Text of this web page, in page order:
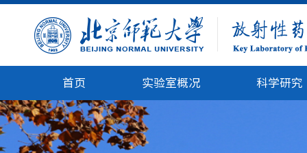
首页 实验室概况 科学研究